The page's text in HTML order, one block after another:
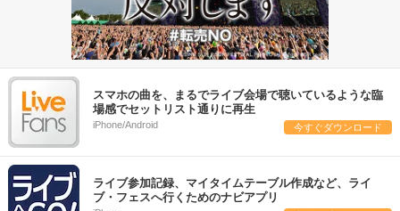
スマホの曲を、まるでライブ会場で聴いているような臨
場感でセットリスト通りに再生
iPhone/Android 今すぐダウンロード
ライブ参加記録、マイタイムテーブル作成など、ライ
ブ・フェスへ行くためのナビアプリ